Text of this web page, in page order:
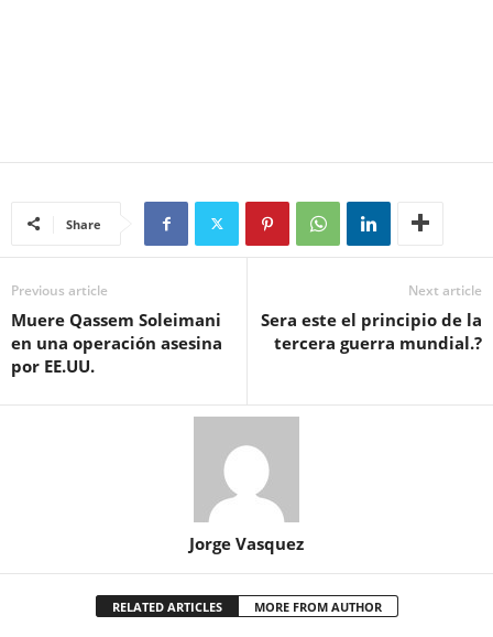
Share
Previous article
Muere Qassem Soleimani
en una operación asesina
por EE.UU.
Next article
Sera este el principio de la
tercera guerra mundial.?
Jorge Vasquez
RELATED ARTICLES MORE FROM AUTHOR